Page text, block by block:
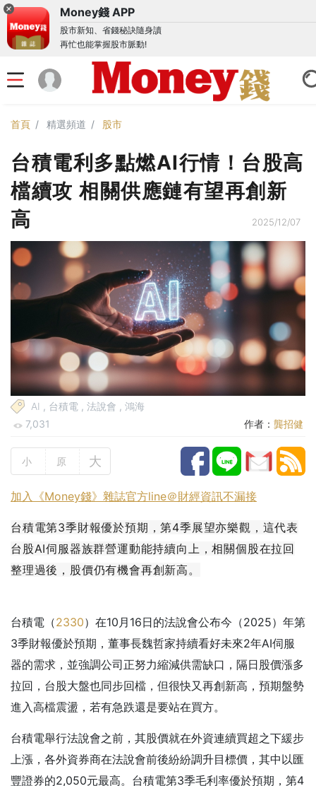
Money錢 APP
股市新知、省錢秘訣隨身讀
再忙也能掌握股市脈動!
首頁 精選頻道 股市
台積電利多點燃AI行情！台股高
檔續攻 相關供應鏈有望再創新
高
2025/12/07
AI , 台積電 , 法說會 , 鴻海
7,031
作者： 龔招健
小 原 大
加入《Money錢》雜誌官方line＠財經資訊不漏接
台積電第3季財報優於預期，第4季展望亦樂觀，這代表
台股AI伺服器族群營運動能持續向上，相關個股在拉回
整理過後，股價仍有機會再創新高。
台積電（2330）在10月16日的法說會公布今（2025）年第
3季財報優於預期，董事長魏哲家持續看好未來2年AI伺服
器的需求，並強調公司正努力縮減供需缺口，隔日股價漲多
拉回，台股大盤也同步回檔，但很快又再創新高，預期盤勢
進入高檔震盪，若有急跌還是要站在買方。
台積電舉行法說會之前，其股價就在外資連續買超之下緩步
上漲，各外資券商在法說會前後紛紛調升目標價，其中以匯
豐證券的2,050元最高。台積電第3季毛利率優於預期，第4